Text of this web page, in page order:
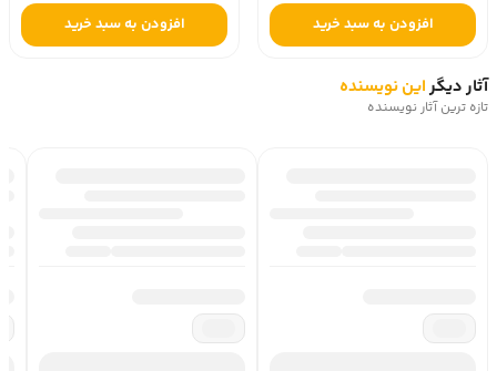
افزودن به سبد خرید افزودن به سبد خرید
آثار دیگراین نویسنده
تازه ترین آثار نویسنده